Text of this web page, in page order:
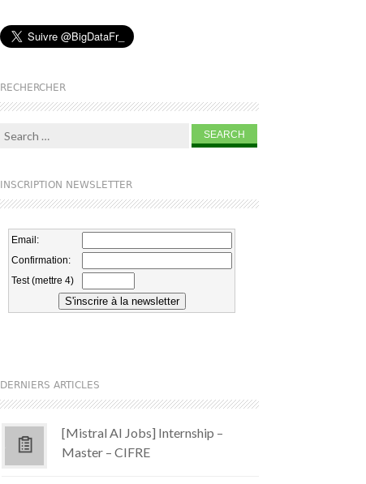
RECHERCHER
Search for:
INSCRIPTION NEWSLETTER
DERNIERS ARTICLES
[Mistral AI Jobs] Internship –
Master – CIFRE